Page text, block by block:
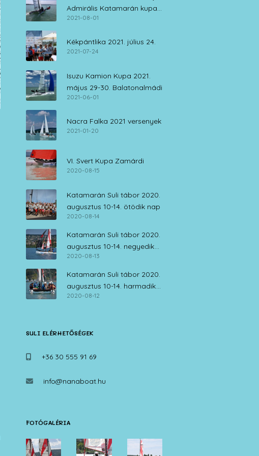
Admirális Katamarán kupa
július 30. – augusztus 1.
2021-08-01
Kékpántlika 2021. július 24.
2021-07-24
Isuzu Kamion Kupa 2021.
május 29-30. Balatonalmádi
2021-06-01
Nacra Falka 2021 versenyek
2021-01-20
VI. Svert Kupa Zamárdi
2020-08-15
Katamarán Suli tábor 2020.
augusztus 10-14. ötödik nap
2020-08-14
Katamarán Suli tábor 2020.
augusztus 10-14. negyedik
nap
2020-08-13
Katamarán Suli tábor 2020.
augusztus 10-14. harmadik
nap
2020-08-12
SULI ELÉRHETŐSÉGEK
+36 30 555 91 69
info@nanaboat.hu
FOTÓGALÉRIA